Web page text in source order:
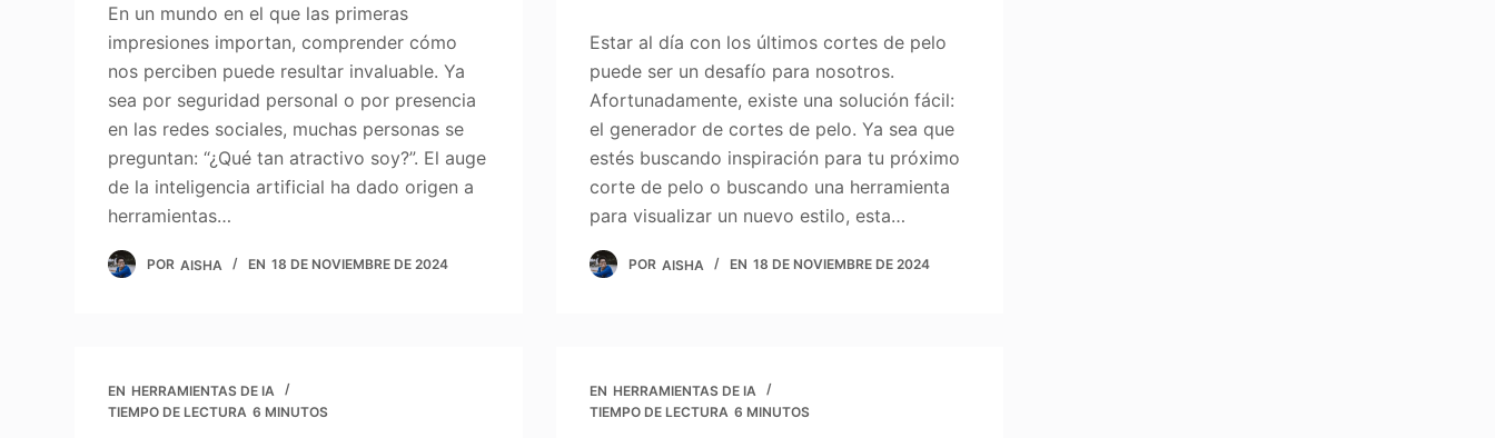
En un mundo en el que las primeras
impresiones importan, comprender cómo
nos perciben puede resultar invaluable. Ya
sea por seguridad personal o por presencia
en las redes sociales, muchas personas se
preguntan: “¿Qué tan atractivo soy?”. El auge
de la inteligencia artificial ha dado origen a
herramientas…
POR AISHA EN 18 DE NOVIEMBRE DE 2024
Estar al día con los últimos cortes de pelo
puede ser un desafío para nosotros.
Afortunadamente, existe una solución fácil:
el generador de cortes de pelo. Ya sea que
estés buscando inspiración para tu próximo
corte de pelo o buscando una herramienta
para visualizar un nuevo estilo, esta…
POR AISHA EN 18 DE NOVIEMBRE DE 2024
EN HERRAMIENTAS DE IA
TIEMPO DE LECTURA 6 MINUTOS
EN HERRAMIENTAS DE IA
TIEMPO DE LECTURA 6 MINUTOS